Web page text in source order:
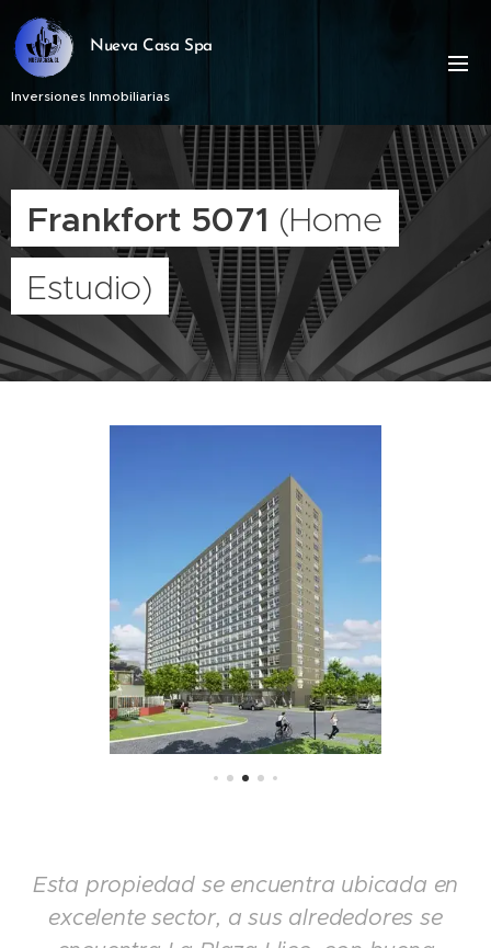
Nueva Casa Spa
Inversiones Inmobiliarias
Frankfort 5071 (Home
Estudio)
Esta propiedad se encuentra ubicada en
excelente sector, a sus alrededores se